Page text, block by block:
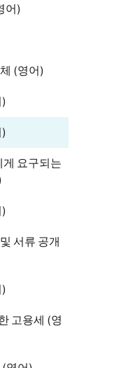
어)
(영어)
게 요구되는
서류 공개
고용세 (영